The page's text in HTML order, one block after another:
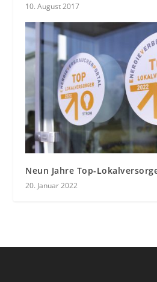
10. August 2017
Neun Jahre Top-
20. Januar 2022